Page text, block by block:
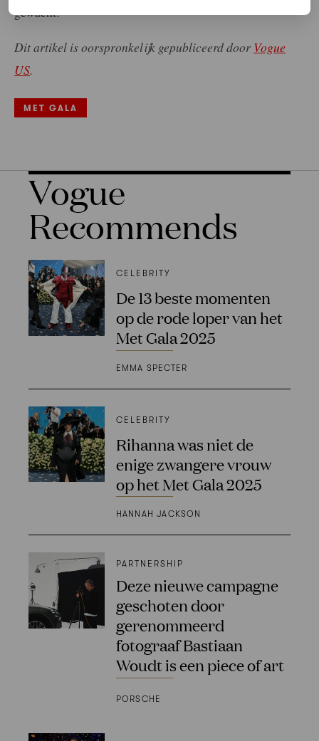
gewacht.”
Dit artikel is oorspronkelijk gepubliceerd door Vogue
US.
MET GALA
Vogue
Recommends
CELEBRITY
De 13 beste momenten
op de rode loper van het
Met Gala 2025
EMMA SPECTER
CELEBRITY
Rihanna was niet de
enige zwangere vrouw
op het Met Gala 2025
HANNAH JACKSON
PARTNERSHIP
Deze nieuwe campagne
geschoten door
gerenommeerd
fotograaf Bastiaan
Woudt is een piece of art
PORSCHE